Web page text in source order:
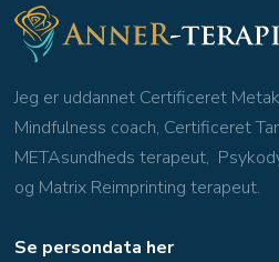
Jeg er uddannet Certificeret
Mindfulness coach, Certificeret
METAsundheds terapeut,
og Matrix Reimprinting terapeut.
Se persondata her